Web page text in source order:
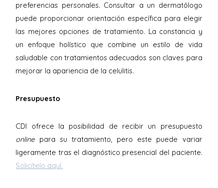
preferencias personales. Consultar a un dermatólogo
puede proporcionar orientación específica para elegir
las mejores opciones de tratamiento. La constancia y
un enfoque holístico que combine un estilo de vida
saludable con tratamientos adecuados son claves para
mejorar la apariencia de la celulitis.
Presupuesto
CDI ofrece la posibilidad de recibir un presupuesto
onlinepara su tratamiento, pero este puede variar
ligeramente tras el diagnóstico presencial del paciente.
Solicítelo aquí.